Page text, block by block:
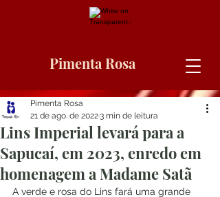
Pimenta Rosa
Lins Imperial levará para a
Sapucaí, em 2023, enredo em
homenagem a Madame Satã
Pimenta Rosa
21 de ago. de 20223 min de leitura
A verde e rosa do Lins fará uma grande